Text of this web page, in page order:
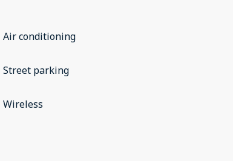
Air conditioning
Street parking
Wireless